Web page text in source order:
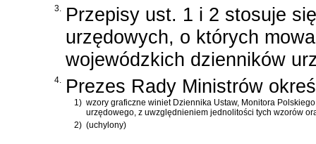
3. Przepisy ust. 1 i 2 stosuje
urzędowych, o których
wojewódzkich dzienników
4. Prezes Rady Ministrów
1) wzory graficzne winiet Dziennika Ustaw, Monitora
urzędowego, z uwzględnieniem jednolitości tych wzorów
2) (uchylony)